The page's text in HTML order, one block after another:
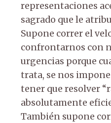
representaciones
sagrado que le
Supone correr el
confrontarnos con
urgencias porque
trata, se nos
tener que resolver
absolutamente
También supone